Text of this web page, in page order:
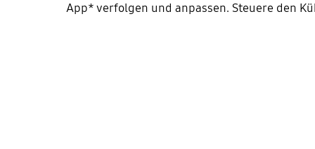
App* verfolgen und anpassen. Steuere den